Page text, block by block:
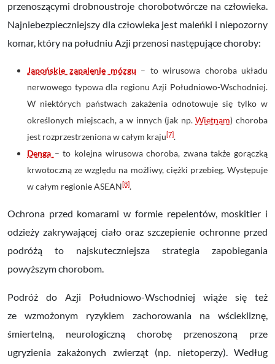
przenoszącymi drobnoustroje chorobotwórcze na człowieka.
Najniebezpieczniejszy dla człowieka jest maleńki i niepozorny
komar, który na południu Azji przenosi następujące choroby:
Japońskie zapalenie mózgu – to wirusowa choroba układu
nerwowego typowa dla regionu Azji Południowo-Wschodniej.
W niektórych państwach zakażenia odnotowuje się tylko w
określonych miejscach, a w innych (jak np.Wietnam) choroba
jest rozprzestrzeniona w całym kraju[7].
Denga – to kolejna wirusowa choroba, zwana także gorączką
krwotoczną ze względu na możliwy, ciężki przebieg. Występuje
w całym regionie ASEAN[8].
Ochrona przed komarami w formie repelentów, moskitier i
odzieży zakrywającej ciało oraz szczepienie ochronne przed
podróżą to najskuteczniejsza strategia zapobiegania
powyższym chorobom.
Podróż do Azji Południowo-Wschodniej wiąże się też
ze
wzmożonym ryzykiem zachorowania na wściekliznę,
śmiertelną, neurologiczną chorobę przenoszoną prze
ugryzienia zakażonych zwierząt (np. nietoperzy). Według